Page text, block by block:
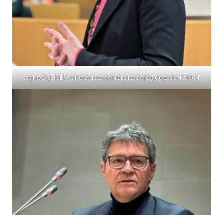
Agnès REINER, directrice générale déléguée de l’ANCT